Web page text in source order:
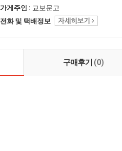
가게주인 : 교보문고
전화 및 택배정보
구매후기 (0)